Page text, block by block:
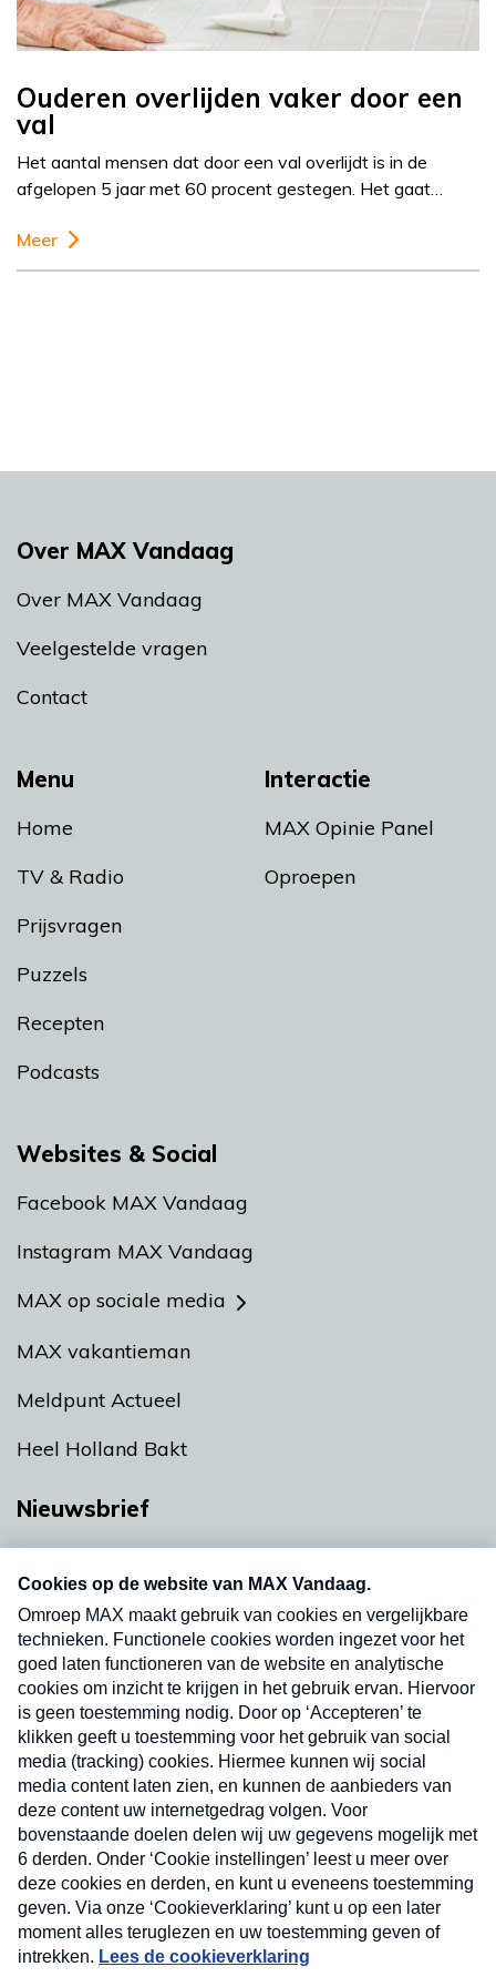
Ouderen overlijden vaker door een
val
Het aantal mensen dat door een val overlijdt is in de
afgelopen 5 jaar met 60 procent gestegen. Het gaat…
Meer
Menu
Home
TV & Radio
Prijsvragen
Puzzels
Recepten
Podcasts
Interactie
MAX Opinie Panel
Oproepen
Over MAX Vandaag
Over MAX Vandaag
Veelgestelde vragen
Contact
Websites & Social
Facebook MAX Vandaag
Instagram MAX Vandaag
MAX op sociale media
MAX vakantieman
Meldpunt Actueel
Heel Holland Bakt
Nieuwsbrief
Neem hier een gratis abonnement op onze
nieuwsbrief. Elke vrijdag- en dinsdagochtend in
uw mailbox.
Verzend
Nieuwsbrief
Neem hier een gratis abonnement op onze
nieuwsbrief. Elke vrijdag- en dinsdagochtend in uw